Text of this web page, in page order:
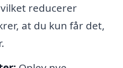
reducerer
at du kun får det,